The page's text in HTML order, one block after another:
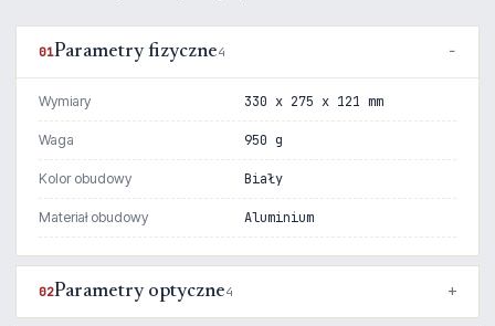
01Parametry fizyczne4
Wymiary 330 x 275 x 121 mm
Waga 950 g
Kolor obudowy Biały
Materiał obudowy Aluminium
02Parametry optyczne4